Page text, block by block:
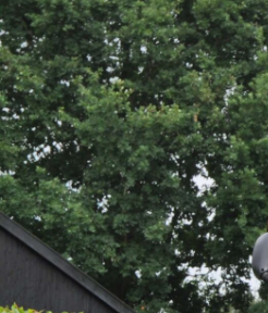
Benieuwd
voertuigen?
nu een